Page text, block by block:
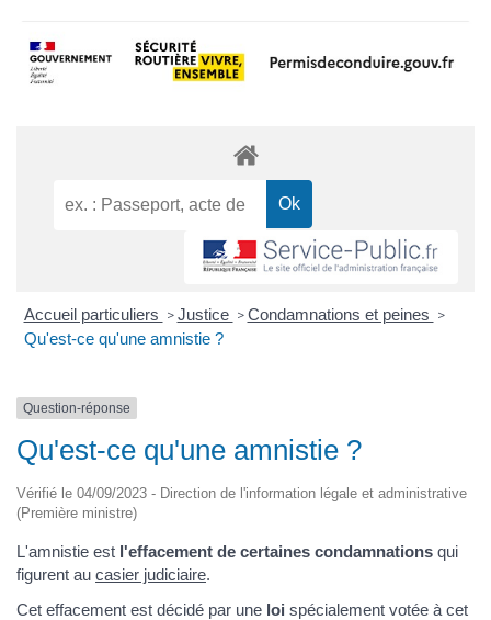
Accueil particuliers > Justice > Condamnations et peines >
Qu'est-ce qu'une amnistie ?
Question-réponse
Qu'est-ce qu'une amnistie ?
Vérifié le 04/09/2023 - Direction de l'information légale et administrative
(Première ministre)
L'amnistie est l'effacement de certaines condamnations qui
figurent au casier judiciaire.
Cet effacement est décidé par une loi spécialement votée à cet